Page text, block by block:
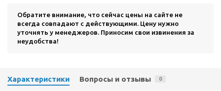
Обратите внимание, что сейчас цены на сайте не
всегда совпадают с действующими. Цену нужно
уточнять у менеджеров. Приносим свои извинения за
неудобства!
Характеристики Вопросы и отзывы 0